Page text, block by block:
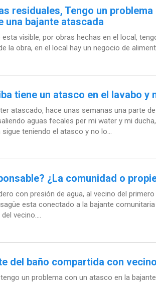
residuales, Tengo un
una bajante atascada
visible, por obras hechas en el local,
la obra, en el local hay un negocio de
tiene un atasco en el lavabo y
atascado, hace unas semanas una parte
aguas fecales per mi water y mi
teniendo el atasco y no lo...
¿La comunidad o
con presión de agua, al vecino del
esta conectado a la bajante
vecino....
del baño compartida con
un problema con un atasco en la